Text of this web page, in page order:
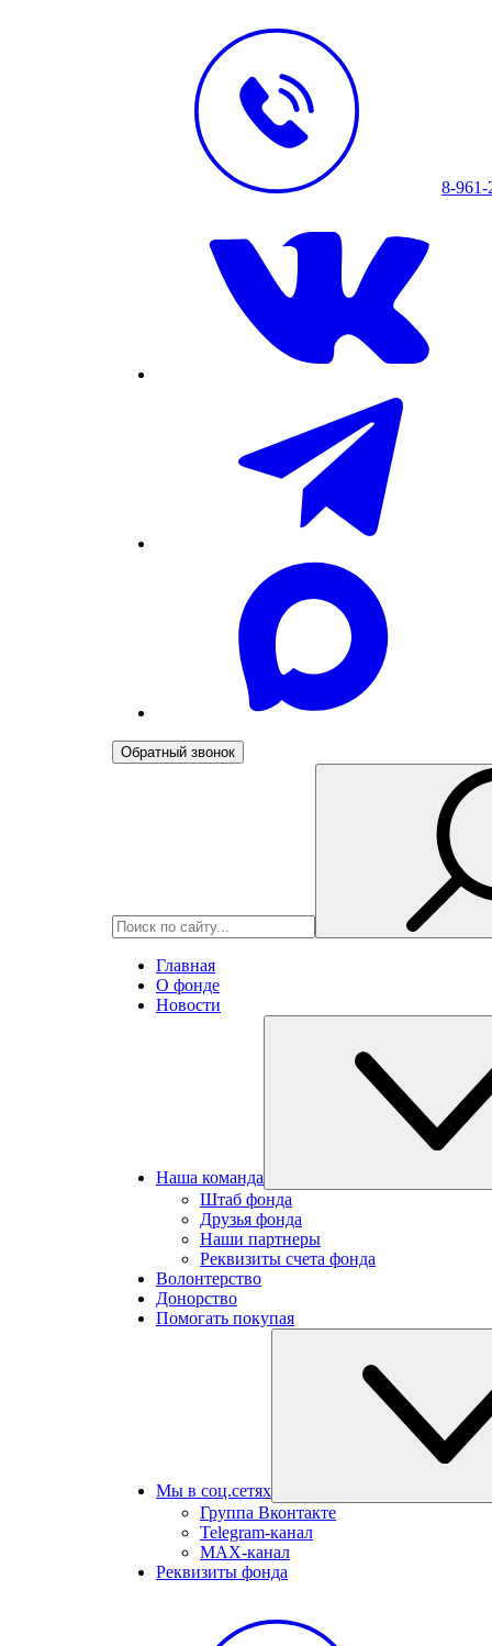
8-961-
Обратный звонок
Главная
О фонде
Новости
Наша команда
Штаб фонда
Друзья фонда
Наши партнеры
Реквизиты счета фонда
Волонтерство
Донорство
Помогать покупая
Мы в соц.сетях
Группа Вконтакте
Telegram-канал
MAX-канал
Реквизиты фонда